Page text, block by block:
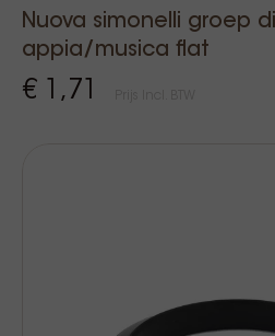
Nuova simonelli groep
appia/musica flat
€ 1,71